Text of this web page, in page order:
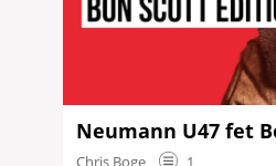
Neumann U47 fet
Chris Boge 1